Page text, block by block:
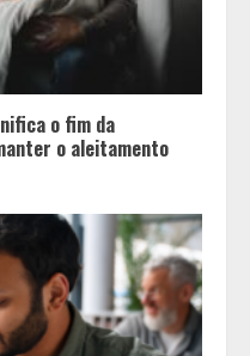
que o frio também afeta
cuidados
antes de pegar a
o fim da
o aleitamento